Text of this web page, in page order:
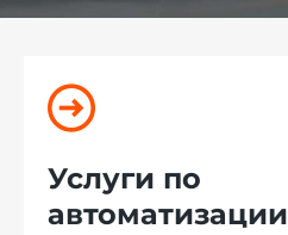
Услуги по
автоматизации